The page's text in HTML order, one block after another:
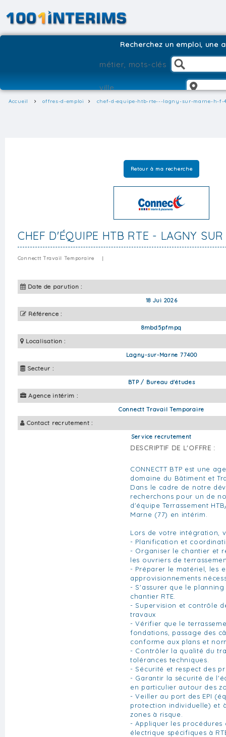
Recherchez un emploi, une
Accueil offres-d-emploi chef-d-equipe-htb-rte---lagny-sur-marne-h-f-
Retour à ma recherche
CHEF D'ÉQUIPE HTB RTE - LAGNY
Connectt Travail Temporaire |
Date de parution :
18 Jui 2026
Référence :
8mbd5pfmpq
Localisation :
Lagny-sur-Marne 77400
Secteur :
BTP / Bureau d'études
Agence intérim :
Connectt Travail Temporaire
Contact recrutement :
Service recrutement
DESCRIPTIF DE L'OFFRE :
CONNECTT BTP est une
domaine du Bâtiment et
Dans le cadre de notre
recherchons pour un de
d'équipe Terrassement
Marne (77) en intérim.
Lors de votre intégration,
- Planification et
- Organiser le chantier et
les ouvriers de
- Préparer le matériel, les
approvisionnements
- S'assurer que le
chantier RTE.
- Supervision et contrôle
travaux
- Vérifier que le
fondations, passage des
conforme aux plans et
- Contrôler la qualité du
tolérances techniques.
- Sécurité et respect des
- Garantir la sécurité de
en particulier autour des
- Veiller au port des EPI
protection individuelle) et
zones à risque.
- Appliquer les procédures
électrique spécifiques à